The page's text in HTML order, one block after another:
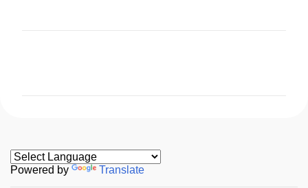
t
a
Powered by Translate